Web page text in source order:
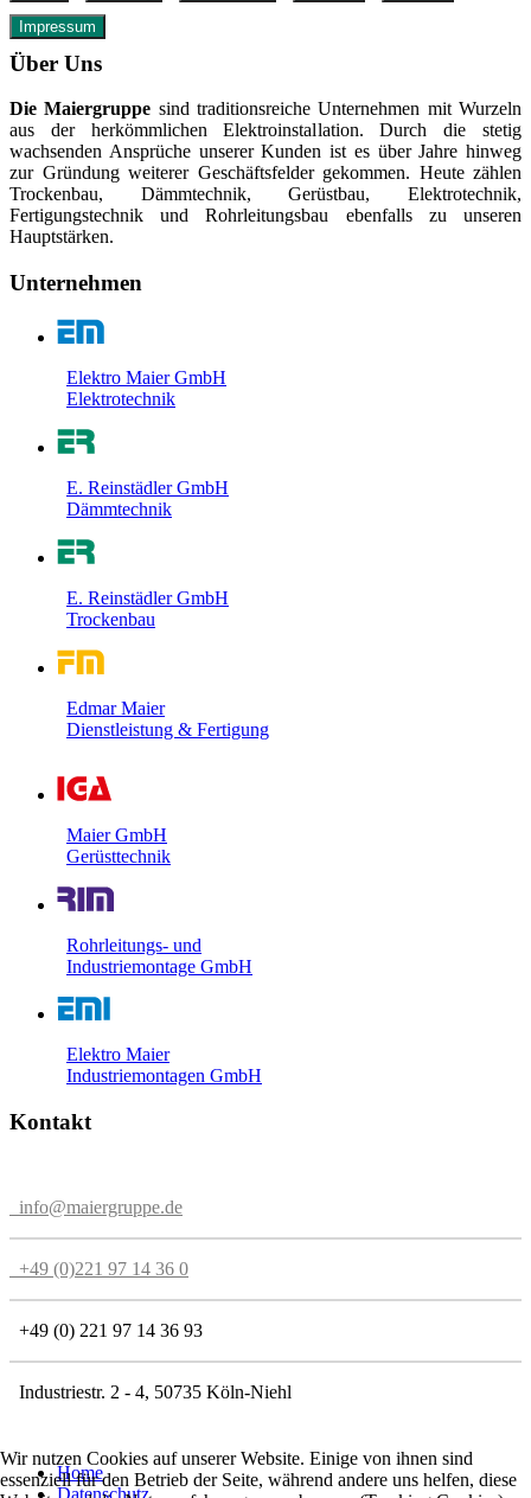
Impressum
Über Uns
Die Maiergruppe sind traditionsreiche Unternehmen mit Wurzeln
aus der herkömmlichen Elektroinstallation. Durch die stetig
wachsenden Ansprüche unserer Kunden ist es über Jahre hinweg
zur Gründung weiterer Geschäftsfelder gekommen. Heute zählen
Trockenbau, Dämmtechnik, Gerüstbau, Elektrotechnik,
Fertigungstechnik und Rohrleitungsbau ebenfalls zu unseren
Hauptstärken.
Unternehmen
Elektro Maier GmbH
Elektrotechnik
E. Reinstädler GmbH
Dämmtechnik
E. Reinstädler GmbH
Trockenbau
Edmar Maier
Dienstleistung & Fertigung
Maier GmbH
Gerüsttechnik
Rohrleitungs- und
Industriemontage GmbH
Elektro Maier
Industriemontagen GmbH
Kontakt
info@maiergruppe.de
+49 (0)221 97 14 36 0
+49 (0) 221 97 14 36 93
Industriestr. 2 - 4, 50735 Köln-Niehl
Home
Wir nutzen Cookies auf unserer Website. Einige von ihnen sind
essenziell für den Betrieb der Seite, während andere uns helfen, diese